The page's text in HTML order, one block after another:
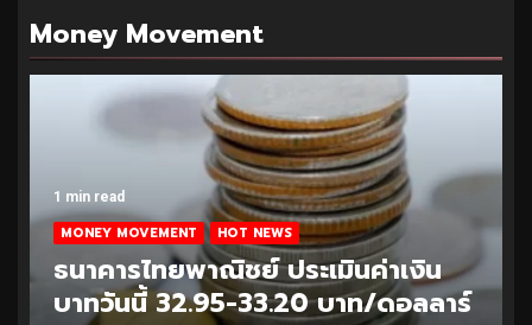
Money Movement
1 min read
MONEY MOVEMENT HOT NEWS
ธนาคารไทยพาณิชย์ ประเมินค่าเงิน
บาทวันนี้ 32.95-33.20 บาท/ดอลลาร์